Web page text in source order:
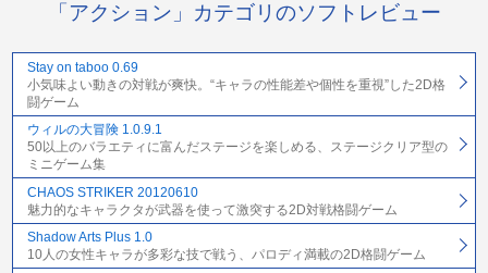
「アクション」カテゴリのソフトレビュー
Stay on taboo 0.69
小気味よい動きの対戦が爽快。“キャラの性能差や個性を重視”した2D格
闘ゲーム
ウィルの大冒険 1.0.9.1
50以上のバラエティに富んだステージを楽しめる、ステージクリア型の
ミニゲーム集
CHAOS STRIKER 20120610
魅力的なキャラクタが武器を使って激突する2D対戦格闘ゲーム
Shadow Arts Plus 1.0
10人の女性キャラが多彩な技で戦う、パロディ満載の2D格闘ゲーム